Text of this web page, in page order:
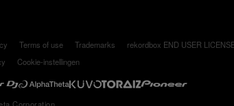
Terms of use Trademarks
rekordbox END USER
Cookie-instellingen